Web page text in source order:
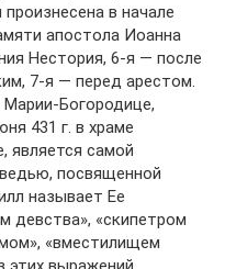
в начале
апостола Иоанна
Нестория, 6-я — после
7-я — перед арестом.
Богородице,
431 г. в храме
является самой
посвященной
называет Ее
девства», «скипетром
«вместилищем